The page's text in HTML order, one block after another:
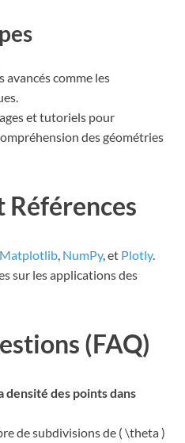
avancés comme les
et tutoriels pour
des géométries
Références
Matplotlib, NumPy, et Plotly.
sur les applications des
(FAQ)
densité des points dans
de subdivisions de ( \theta )